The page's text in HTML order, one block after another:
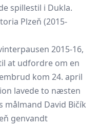
spillestil i Dukla.
Plzeň (2015-
2015-16,
at udfordre om en
kom 24. april
lavede to næsten
målmand David Bičík
genvandt